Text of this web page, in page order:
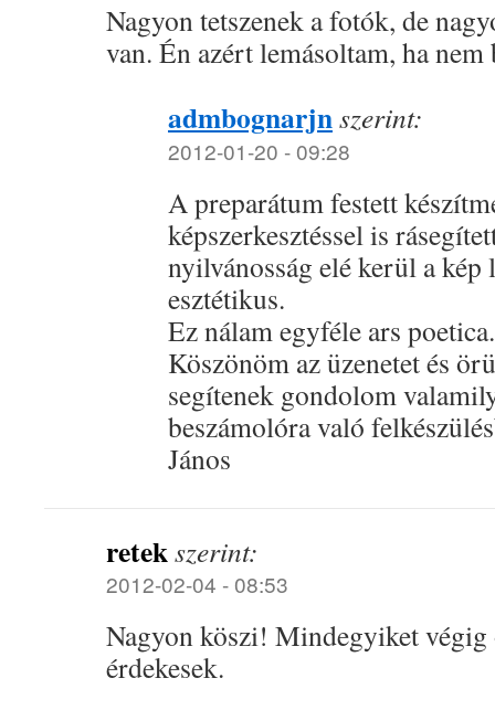
Nagyon tetszenek a fotók, de
van. Én azért lemásoltam, ha nem
admbognarjnszerint:
2012-01-20 - 09:28
A preparátum festett
képszerkesztéssel is
nyilvánosság elé kerül a kép
esztétikus.
Ez nálam egyféle ars poetica.
Köszönöm az üzenetet és
segítenek gondolom
beszámolóra való
János
retekszerint:
2012-02-04 - 08:53
Nagyon köszi! Mindegyiket végig
érdekesek.